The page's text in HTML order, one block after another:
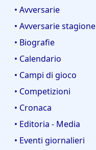
• Avversarie
• Avversarie stagione
• Biografie
• Calendario
• Campi di gioco
• Competizioni
• Cronaca
• Editoria - Media
• Eventi giornalieri